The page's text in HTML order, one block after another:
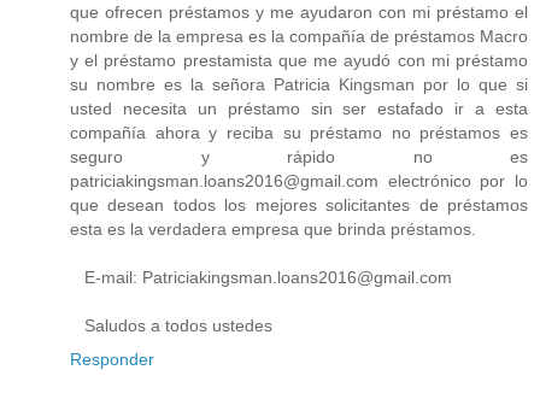
que ofrecen préstamos y me ayudaron con mi préstamo el
nombre de la empresa es la compañía de préstamos Macro
y el préstamo prestamista que me ayudó con mi préstamo
su nombre es la señora Patricia Kingsman por lo que si
usted necesita un préstamo sin ser estafado ir a esta
compañía ahora y reciba su préstamo no préstamos es
seguro y rápido no es
patriciakingsman.loans2016@gmail.com electrónico por lo
que desean todos los mejores solicitantes de préstamos
esta es la verdadera empresa que brinda préstamos.
E-mail: Patriciakingsman.loans2016@gmail.com
Saludos a todos ustedes
Responder